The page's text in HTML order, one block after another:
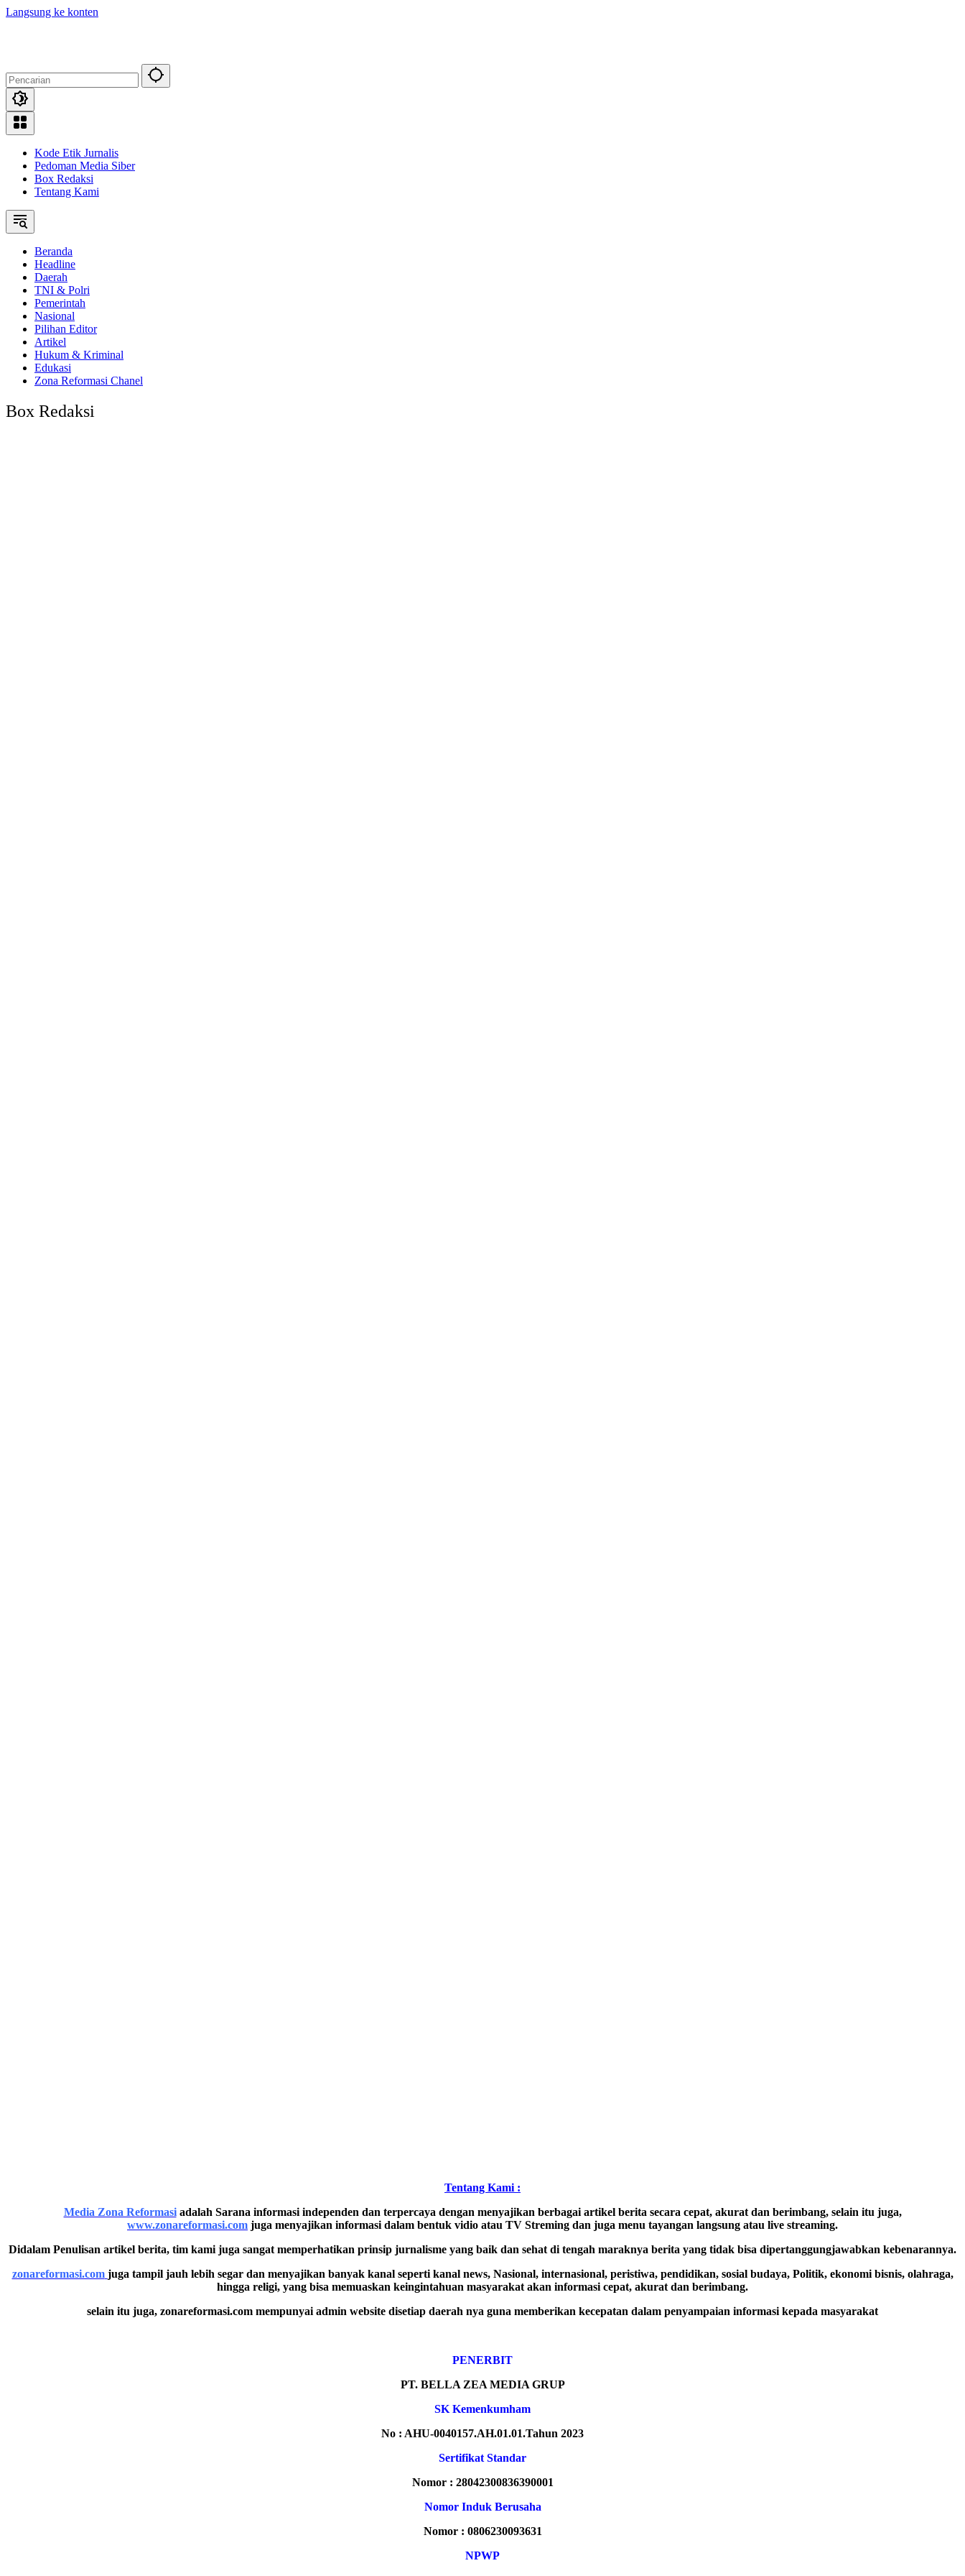
Langsung ke konten
Kode Etik Jurnalis
Pedoman Media Siber
Box Redaksi
Tentang Kami
Beranda
Headline
Daerah
TNI & Polri
Pemerintah
Nasional
Pilihan Editor
Artikel
Hukum & Kriminal
Edukasi
Zona Reformasi Chanel
Box Redaksi
Tentang Kami :
Media Zona Reformasiadalah Sarana informasi independen dan terpercaya dengan menyajikan berbagai artikel berita secara cepat, akurat dan berimbang, selain itu juga,
www.zonareformasi.com juga menyajikan informasi dalam bentuk vidio atau TV Streming dan juga menu tayangan langsung atau live streaming.
Didalam Penulisan artikel berita, tim kami juga sangat memperhatikan prinsip jurnalisme yang baik dan sehat di tengah maraknya berita yang tidak bisa dipertanggungjawabkan kebenarannya.
zonareformasi.com juga tampil jauh lebih segar dan menyajikan banyak kanal seperti kanal news, Nasional, internasional, peristiwa, pendidikan, sosial budaya, Politik, ekonomi bisnis, olahraga,
hingga religi, yang bisa memuaskan keingintahuan masyarakat akan informasi cepat, akurat dan berimbang.
selain itu juga, zonareformasi.com mempunyai admin website disetiap daerah nya guna memberikan kecepatan dalam penyampaian informasi kepada masyarakat
PENERBIT
PT. BELLA ZEA MEDIA GRUP
SK Kemenkumham
No : AHU-0040157.AH.01.01.Tahun 2023
Sertifikat Standar
Nomor : 28042300836390001
Nomor Induk Berusaha
Nomor : 0806230093631
NPWP